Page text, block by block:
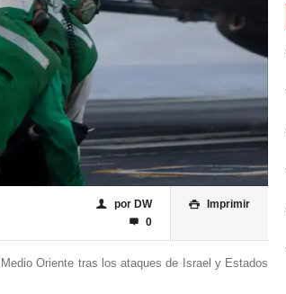
 Imprimir
👤 por DW
 0
Oriente tras los ataques de Israel y Estados